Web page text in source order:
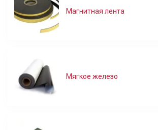
Магнитная лента
Мягкое железо